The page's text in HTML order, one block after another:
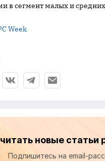
в сегмент малых и
Week
новые статьи
Подпишитесь на email-